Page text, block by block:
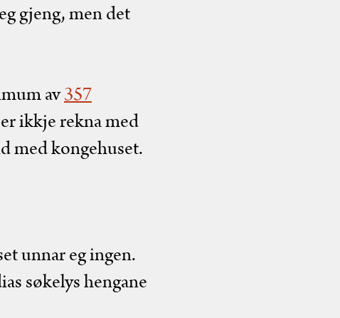
gjeng, men det
av357
ikkje rekna med
med kongehuset.
unnar eg ingen.
søkelys hengane